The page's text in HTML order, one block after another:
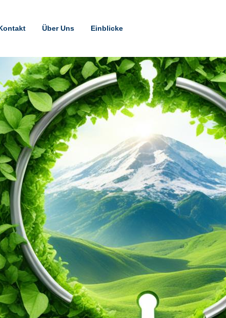
Über Uns Einblicke